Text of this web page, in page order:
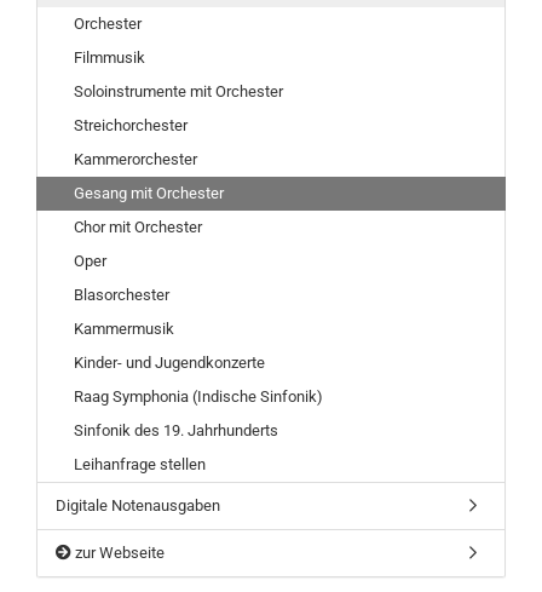
Orchester
Filmmusik
Soloinstrumente mit Orchester
Streichorchester
Kammerorchester
Gesang mit Orchester
Chor mit Orchester
Oper
Blasorchester
Kammermusik
Kinder- und Jugendkonzerte
Raag Symphonia (Indische Sinfonik)
Sinfonik des 19. Jahrhunderts
Leihanfrage stellen
Digitale Notenausgaben
zur Webseite